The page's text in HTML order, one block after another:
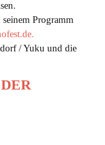
Programm
/ Yuku und die